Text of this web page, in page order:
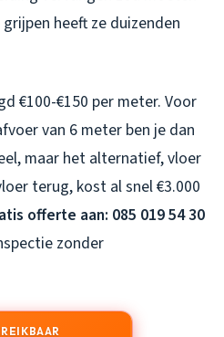
heeft ze duizenden
€100-€150 per meter. Voor
van 6 meter ben je dan
maar het alternatief, vloer
terug, kost al snel €3.000
offerte aan: 085 019 54 30
zonder